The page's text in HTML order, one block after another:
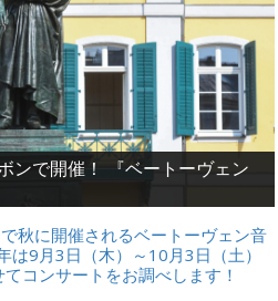
ンで開催！ 『ベートーヴェン
秋に開催されるベートーヴェン音
9月3日（木）～10月3日（土）
コンサートをお調べします！